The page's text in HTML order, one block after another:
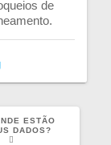
de
ESTÃO
DADOS?